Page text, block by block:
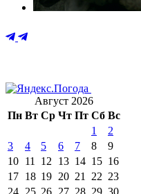
Август 2026
Пн Вт Ср Чт Пт Сб Вс
1
2
3
4 5 6 7 8
9
10 11 12 13 14 15 16
17 18 19 20 21 22 23
24 25 26 27 28 29 30